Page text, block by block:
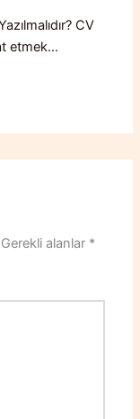
CV
etmek…
Gerekli alanlar *